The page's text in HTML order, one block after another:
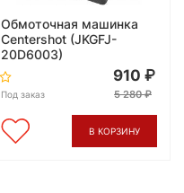
Обмоточная машинка
Centershot (JKGFJ-
20D6003)
Под заказ
910
5 280
В КОРЗИНУ